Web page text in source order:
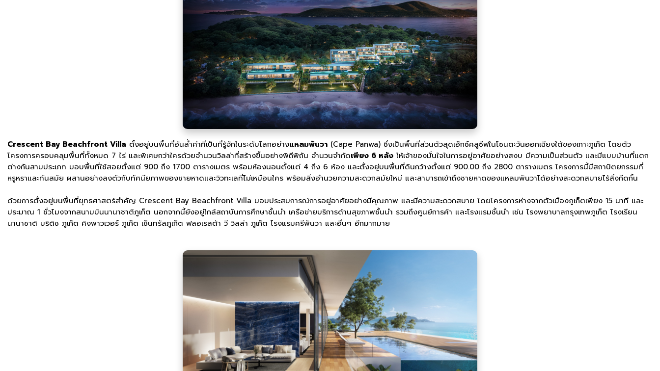
Crescent Bay Beachfront Villa ตั้งอยู่บนพื้นที่อันล้ำค่าที่เป็นที่รู้จักในระดับโลกอย่างแหลมพันวา (Cape Panwa) ซึ่งเป็นพื้นที่ส่วนตัวสุดเอ็กซ์คลูซีฟในโซนตะวันออกเฉียงใต้ของเกาะภูเก็ต โดยตัว
โครงการครอบคลุมพื้นที่ทั้งหมด 7 ไร่ และพิเศษกว่าใครด้วยจำนวนวิลล่าที่สร้างขึ้นอย่างพิถีพิถัน จำนวนจำกัดเพียง 6 หลัง ให้เจ้าของมั่นใจในการอยู่อาศัยอย่างสงบ มีความเป็นส่วนตัว และมีแบบบ้านที่แตก
ต่างกันสามประเภท มอบพื้นที่ใช้สอยตั้งแต่ 900 ถึง 1700 ตารางเมตร พร้อมห้องนอนตั้งแต่ 4 ถึง 6 ห้อง และตั้งอยู่บนพื้นที่ดินกว้างตั้งแต่ 900.00 ถึง 2800 ตารางเมตร โครงการนี้มีสถาปัตยกรรมที่
หรูหราและทันสมัย ผสานอย่างลงตัวกับทัศนียภาพของชายหาดและวิวทะเลที่ไม่เหมือนใคร พร้อมสิ่งอำนวยความสะดวกสมัยใหม่ และสามารถเข้าถึงชายหาดของแหลมพันวาได้อย่างสะดวกสบายไร้สิ่งกีดกั้น
ด้วยการตั้งอยู่บนพื้นที่ยุทธศาสตร์สำคัญ Crescent Bay Beachfront Villa มอบประสบการณ์การอยู่อาศัยอย่างมีคุณภาพ และมีความสะดวกสบาย โดยโครงการห่างจากตัวเมืองภูเก็ตเพียง 15 นาที และ
ประมาณ 1 ชั่วโมงจากสนามบินนานาชาติภูเก็ต นอกจากนี้ยังอยู่ใกล้สถาบันการศึกษาชั้นนำ เครือข่ายบริการด้านสุขภาพชั้นนำ รวมถึงศูนย์การค้า และโรงแรมชั้นนำ เช่น โรงพยาบาลกรุงเทพภูเก็ต โรงเรียน
นานาชาติ บริติช ภูเก็ต คิงพาวเวอร์ ภูเก็ต เซ็นทรัลภูเก็ต ฟลอเรสต้า วี วิลล่า ภูเก็ต โรงแรมศรีพันวา และอื่นๆ อีกมากมาย